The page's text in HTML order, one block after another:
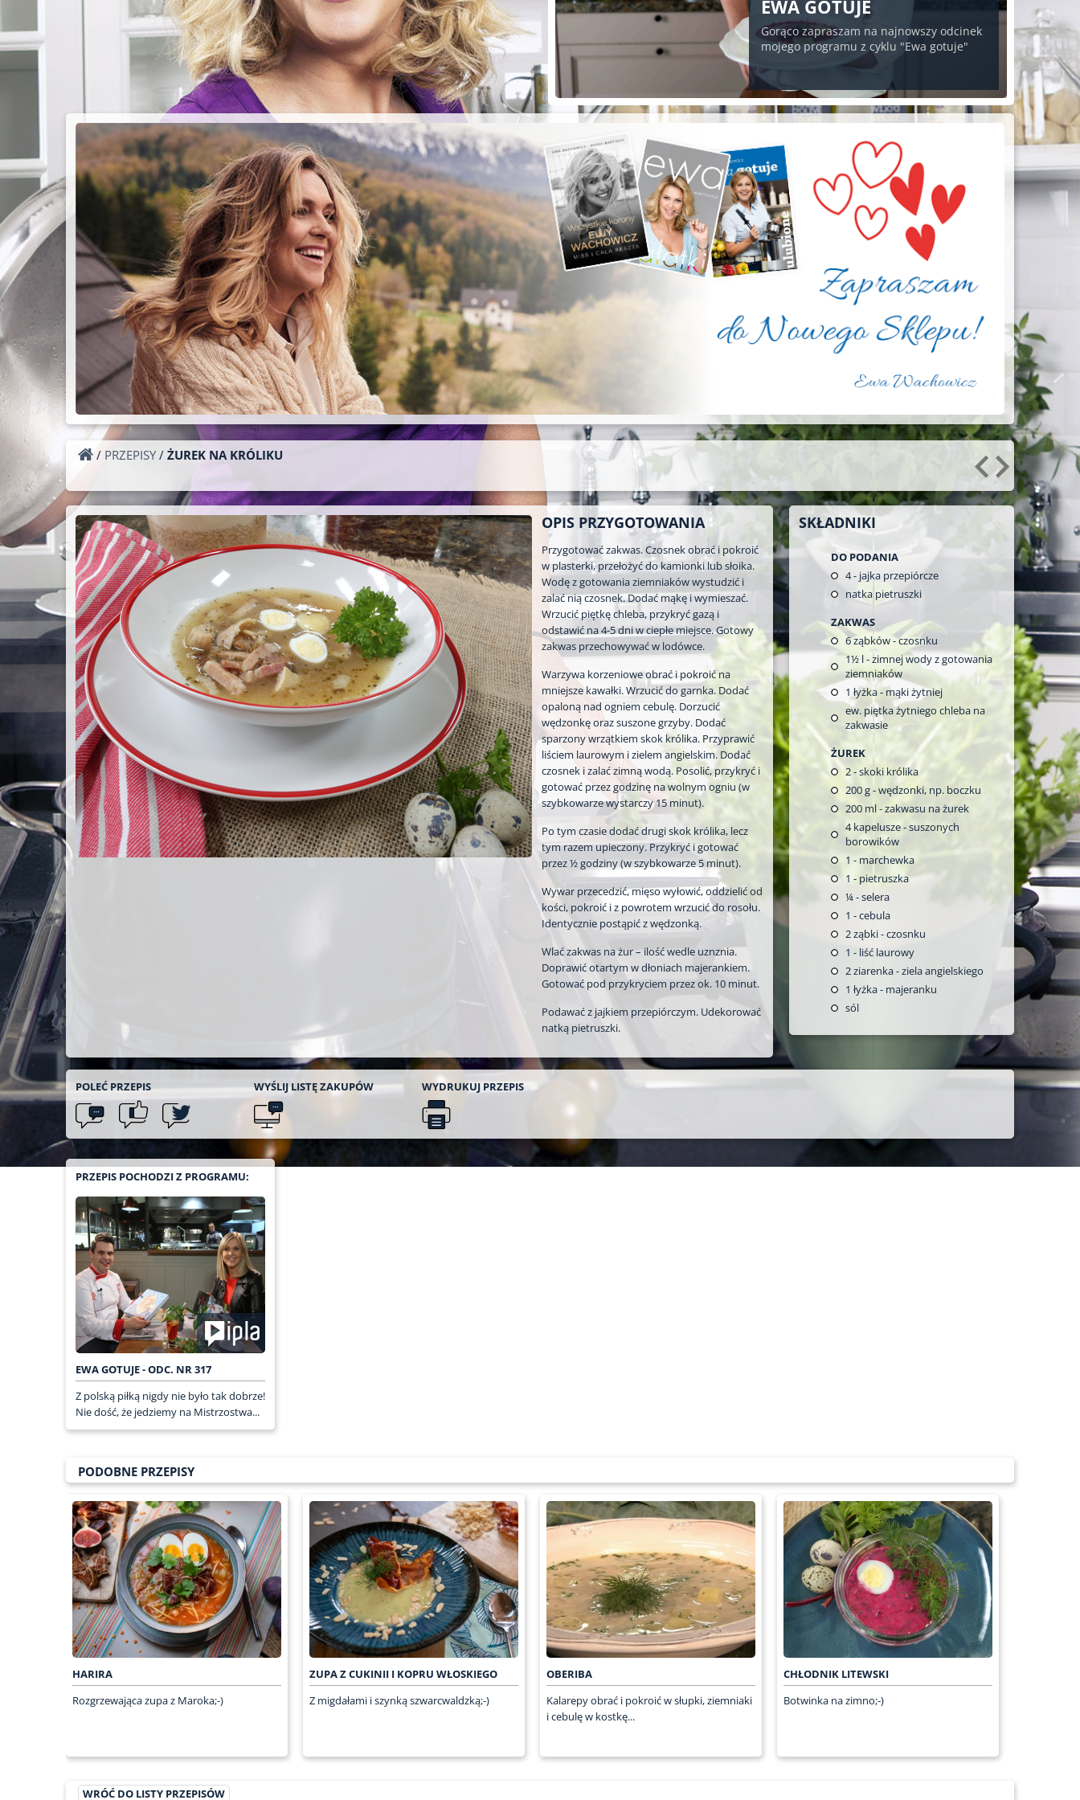
PIECZYSTE POD
CHMURKĄ!
Przepisy na grilla;-)
EWA GOTUJE
Gorąco zapraszam na najnowszy odcinek
mojego programu z cyklu "Ewa gotuje"
/ PRZEPISY / ŻUREK NA KRÓLIKU
OPIS PRZYGOTOWANIA
Przygotować zakwas. Czosnek obrać i pokroić
w plasterki, przełożyć do kamionki lub słoika.
Wodę z gotowania ziemniaków wystudzić i
zalać nią czosnek. Dodać mąkę i wymieszać.
Wrzucić piętkę chleba, przykryć gazą i
odstawić na 4-5 dni w ciepłe miejsce. Gotowy
zakwas przechowywać w lodówce.
Warzywa korzeniowe obrać i pokroić na
mniejsze kawałki. Wrzucić do garnka. Dodać
opaloną nad ogniem cebulę. Dorzucić
wędzonkę oraz suszone grzyby. Dodać
sparzony wrzątkiem skok królika. Przyprawić
liściem laurowym i zielem angielskim. Dodać
czosnek i zalać zimną wodą. Posolić, przykryć i
gotować przez godzinę na wolnym ogniu (w
szybkowarze wystarczy 15 minut).
Po tym czasie dodać drugi skok królika, lecz
tym razem upieczony. Przykryć i gotować
przez ½ godziny (w szybkowarze 5 minut).
Wywar przecedzić, mięso wyłowić, oddzielić od
kości, pokroić i z powrotem wrzucić do rosołu.
Identycznie postąpić z wędzonką.
Wlać zakwas na żur – ilość wedle uznznia.
Doprawić otartym w dłoniach majerankiem.
Gotować pod przykryciem przez ok. 10 minut.
Podawać z jajkiem przepiórczym. Udekorować
natką pietruszki.
SKŁADNIKI
DO PODANIA
4- jajka przepiórcze
natka pietruszki
ZAKWAS
6ząbków - czosnku
1½ l - zimnej wody z gotowania
ziemniaków
1 łyżka - mąki żytniej
ew. piętka żytniego chleba na
zakwasie
ŻUREK
2- skoki królika
200g - wędzonki, np. boczku
200 ml - zakwasu na żurek
4kapelusze - suszonych
borowików
1 - marchewka
1 - pietruszka
¼- selera
1 - cebula
2ząbki - czosnku
1 - liść laurowy
2ziarenka - ziela angielskiego
1 łyżka - majeranku
sól
POLEĆ PRZEPIS WYŚLIJ LISTĘZAKUPÓW WYDRUKUJ PRZEPIS
PRZEPIS POCHODZI Z PROGRAMU:
EWA GOTUJE - ODC. NR 317
Z polską piłką nigdy nie było tak dobrze!
Nie dość, że jedziemy na Mistrzostwa...
PODOBNE PRZEPISY
HARIRA
Rozgrzewająca zupa z Maroka;-)
ZUPA Z CUKINII I KOPRU WŁOSKIEGO
Z migdałami i szynką szwarcwaldzką;-)
OBERIBA
Kalarepy obrać i pokroić w słupki, ziemniaki
i cebulę w kostkę...
CHŁODNIK LITEWSKI
Botwinka na zimno;-)
WRÓĆ DO LISTY PRZEPISÓW